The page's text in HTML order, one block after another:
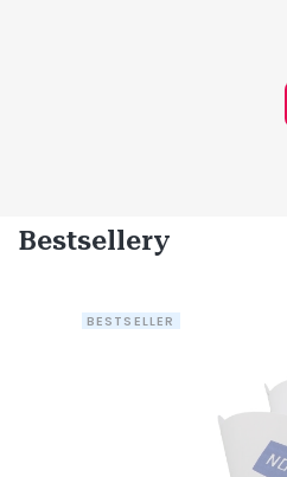
Bestsellery
BESTSELLER